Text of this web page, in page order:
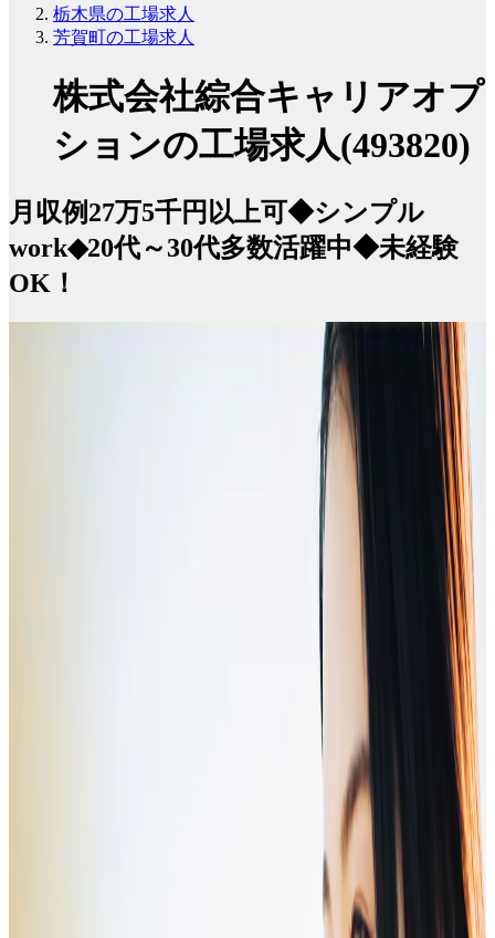
栃木県の工場求人
芳賀町の工場求人
株式会社綜合キャリアオプ
ションの工場求人(493820)
月収例27万5千円以上可◆シンプル
work◆20代～30代多数活躍中◆未経験
OK！